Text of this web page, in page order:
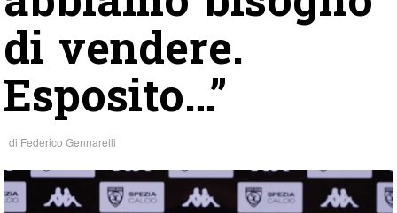
di vendere.
Esposito…”
di Federico Gennarelli